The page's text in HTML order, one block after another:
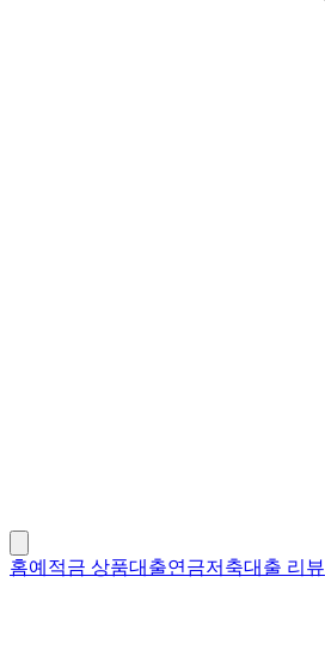
홈예적금 상품대출연금저축대출 리뷰